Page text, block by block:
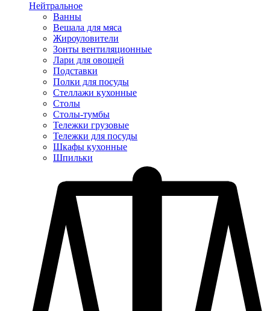
Нейтральное
Ванны
Вешала для мяса
Жироуловители
Зонты вентиляционные
Лари для овощей
Подставки
Полки для посуды
Стеллажи кухонные
Столы
Столы-тумбы
Тележки грузовые
Тележки для посуды
Шкафы кухонные
Шпильки